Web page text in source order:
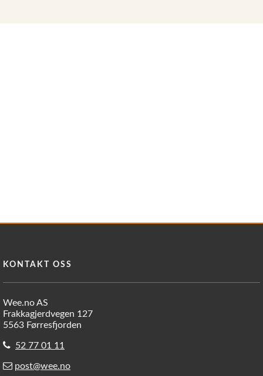
KONTAKT OSS
Wee.no AS
Frakkagjerdvegen 127
5563 Førresfjorden
52 77 01 11
post@wee.no